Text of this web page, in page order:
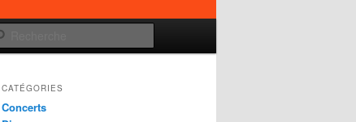
CATÉGORIES
Concerts